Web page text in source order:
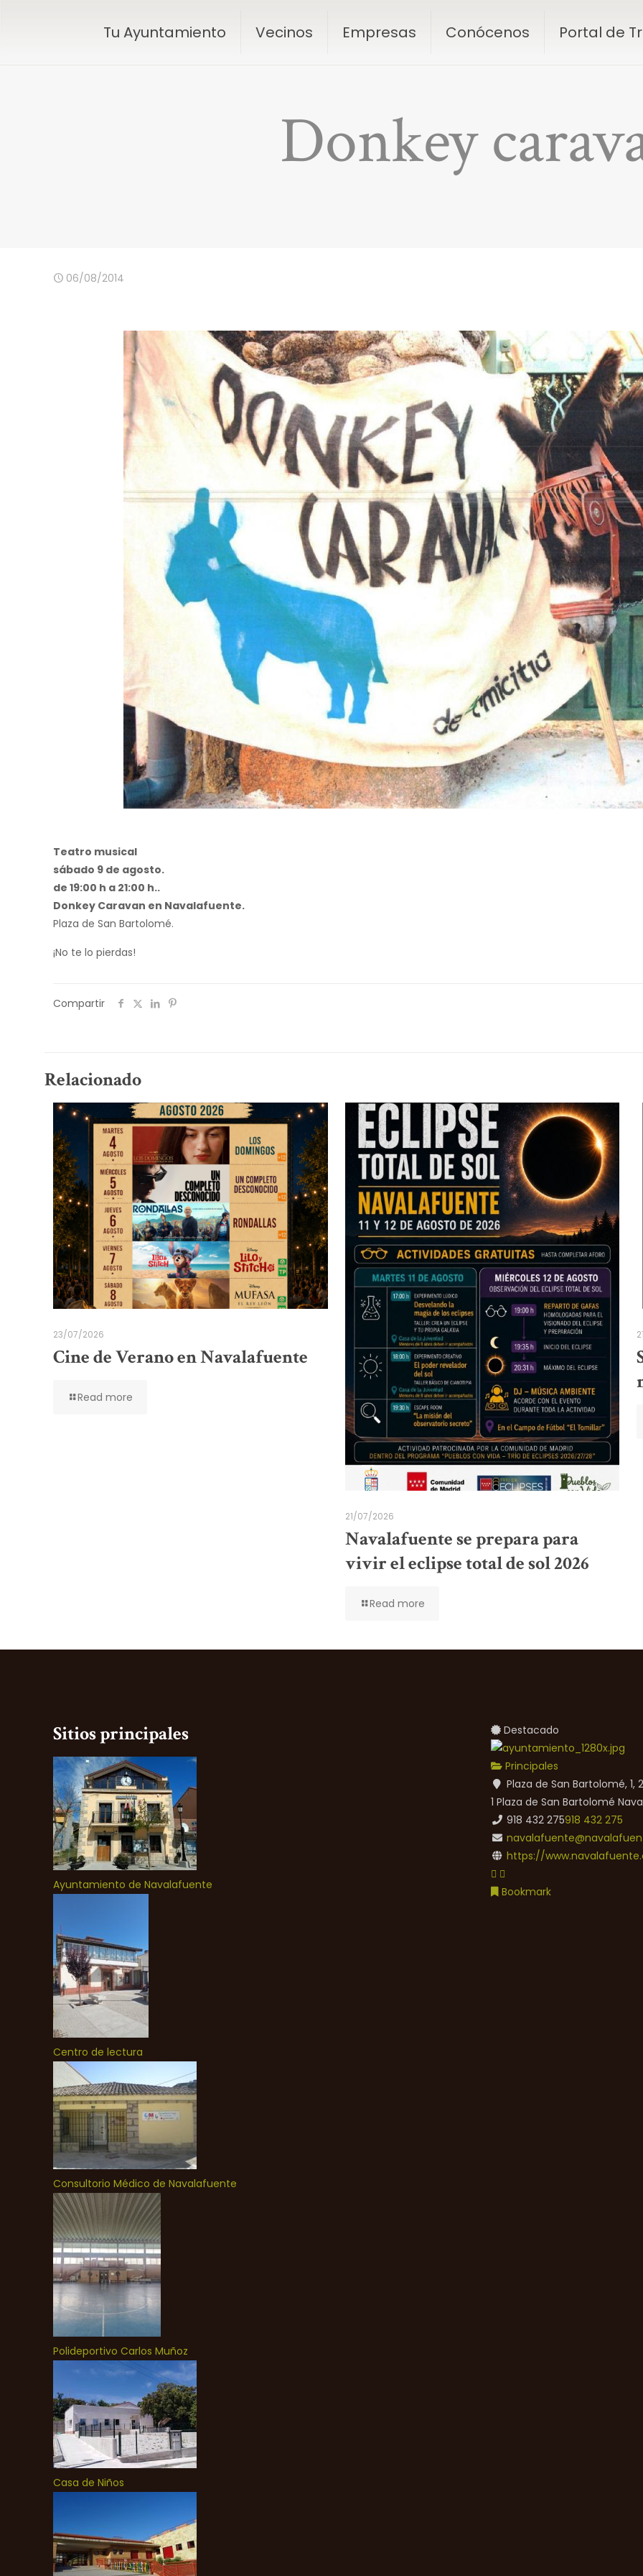
Tu Ayuntamiento Vecinos Empresas Conócenos Portal de
Donkey
06/08/2014
Teatro musical
sábado 9 de agosto.
de 19:00 h a 21:00 h..
Donkey Caravan en Navalafuente.
Plaza de San Bartolomé.
¡No te lo pierdas!
Compartir
Relacionado
23/07/2026
Cine de Verano en Navalafuente
Read more
21/07/2026
Navalafuente se prepara para
vivir el eclipse total de sol 2026
Read more
Sitios principales
Ayuntamiento de Navalafuente
Centro de lectura
Consultorio Médico de Navalafuente
Polideportivo Carlos Muñoz
Casa de Niños
Destacado
Principales
Plaza de San Bartolomé,
1 Plaza de San Bartolomé
918 432 275918 432 275
https://
Bookmark